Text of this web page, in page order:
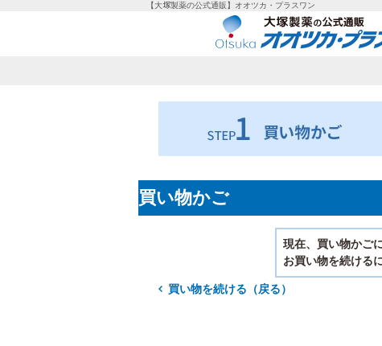
【大塚製薬の公式通販】オオツカ・プラスワン
買い物かご
現在、買い物かご
お買い物を続ける
買い物を続ける（戻る）